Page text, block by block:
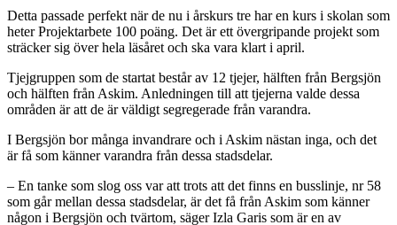
Detta passade perfekt när de nu i årskurs tre har en kurs i skolan som
heter Projektarbete 100 poäng. Det är ett övergripande projekt som
sträcker sig över hela läsåret och ska vara klart i april.
Tjejgruppen som de startat består av 12 tjejer, hälften från Bergsjön
och hälften från Askim. Anledningen till att tjejerna valde dessa
områden är att de är väldigt segregerade från varandra.
I Bergsjön bor många invandrare och i Askim nästan inga, och det
är få som känner varandra från dessa stadsdelar.
– En tanke som slog oss var att trots att det finns en busslinje, nr 58
som går mellan dessa stadsdelar, är det få från Askim som känner
någon i Bergsjön och tvärtom, säger Izla Garis som är en av